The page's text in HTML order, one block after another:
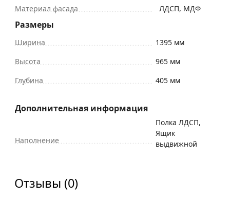
Материал фасада ЛДСП, МДФ
Размеры
Ширина
1395 мм
Высота
965 мм
Глубина
405 мм
Дополнительная информация
Наполнение
Полка ЛДСП,
Ящик
выдвижной
Отзывы (0)